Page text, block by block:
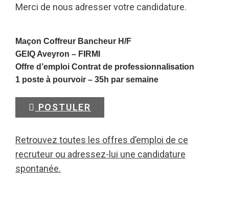
Merci de nous adresser votre candidature.
Maçon Coffreur Bancheur H/F
GEIQ Aveyron – FIRMI
Offre d’emploi Contrat de professionnalisation
1 poste à pourvoir – 35h par semaine
POSTULER
Retrouvez toutes les offres d’emploi de ce
recruteur ou adressez-lui une candidature
spontanée.